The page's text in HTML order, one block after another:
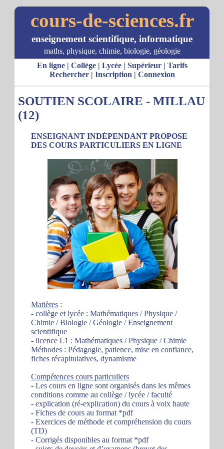
cours-de-sciences.fr
enseignement scientifique, informatique
maths, physique, chimie, biologie, géologie
En ligne| Collège| Lycée| Supérieur| Tarifs
Rechercher| Inscription | Connexion
SOUTIEN SCOLAIRE - MILLAU
(12)
ENSEIGNANT INDÉPENDANT PROPOSE
DES COURS PARTICULIERS EN LIGNE
Matières :
- collège et lycée : Mathématiques / Physique /
Chimie / Biologie / Géologie / Enseignement
scientifique
- licence L1 : Mathématiques / Physique / Chimie
Méthodes : Pédagogie, patience, mise en confiance,
fiches récapitulatives, dynamisme
Compétences cours particuliers
- Les cours en ligne sont organisés dans les mêmes
conditions comme au collège / lycée / faculté
- explication (ré-explication) du cours à voix haute
- Fiches de cours au format *pdf
- Exercices de méthode et compréhension du cours
(TD)
- Corrigés disponibles au format *pdf